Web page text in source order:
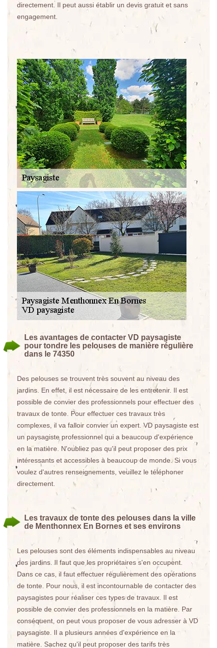
directement. Il peut aussi établir un devis gratuit et sans
engagement.
Les avantages de contacter VD paysagiste
pour tondre les pelouses de manière régulière
dans le 74350
Des pelouses se trouvent très souvent au niveau des
jardins. En effet, il est nécessaire de les entretenir. Il est
possible de convier des professionnels pour effectuer des
travaux de tonte. Pour effectuer ces travaux très
complexes, il va falloir convier un expert. VD paysagiste est
un paysagiste professionnel qui a beaucoup d'expérience
en la matière. N'oubliez pas qu'il peut proposer des prix
intéressants et accessibles à beaucoup de monde. Si vous
voulez d'autres renseignements, veuillez le téléphoner
directement.
Les travaux de tonte des pelouses dans la ville
de Menthonnex En Bornes et ses environs
Les pelouses sont des éléments indispensables au niveau
des jardins. Il faut que les propriétaires s'en occupent.
Dans ce cas, il faut effectuer régulièrement des opérations
de tonte. Pour nous, il est incontournable de contacter des
paysagistes pour réaliser ces types de travaux. Il est
possible de convier des professionnels en la matière. Par
conséquent, on peut vous proposer de vous adresser à VD
paysagiste. Il a plusieurs années d'expérience en la
matière. Sachez qu'il peut proposer des tarifs très